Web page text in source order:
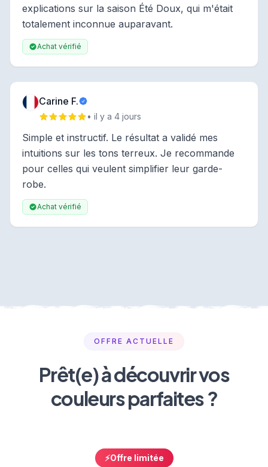
explications sur la saison Été Doux, qui m'était
totalement inconnue auparavant.
Achat vérifié
Carine F.
• il y a 4 jours
Simple et instructif. Le résultat a validé mes
intuitions sur les tons terreux. Je recommande
pour celles qui veulent simplifier leur garde-
robe.
Achat vérifié
OFFRE ACTUELLE
Prêt(e) à découvrir vos
couleurs parfaites ?
⚡Offre limitée